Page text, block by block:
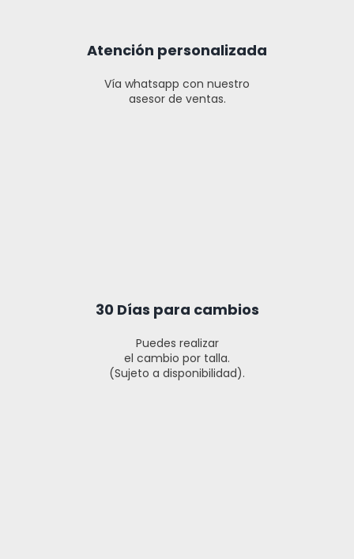
Atención personalizada
Vía whatsapp con nuestro
asesor de ventas.
30 Días para cambios
Puedes realizar
el cambio por talla.
(Sujeto a disponibilidad).